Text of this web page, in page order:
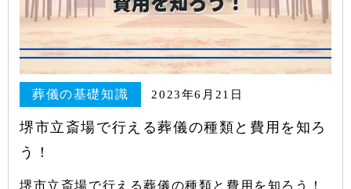
葬儀の基礎知識 2023年6月21日
堺市立斎場で行える葬儀の種類と費用を知ろ
う！
堺市立斎場で行える葬儀の種類と費用を知ろう！